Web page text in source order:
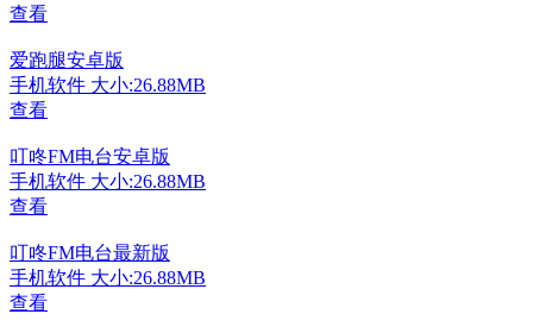
查看
爱跑腿安卓版
手机软件 大小:26.88MB
查看
叮咚FM电台安卓版
手机软件 大小:26.88MB
查看
叮咚FM电台最新版
手机软件 大小:26.88MB
查看